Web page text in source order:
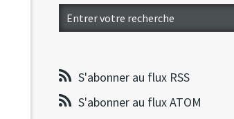
S'abonner au flux RSS
S'abonner au flux ATOM